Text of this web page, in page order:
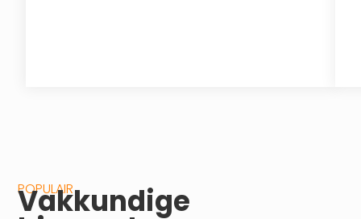
POPULAIR
Vakkundige